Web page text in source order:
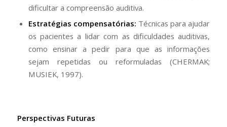
dificultar a compreensão auditiva.
Estratégias compensatórias: Técnicas para ajudar
os pacientes a lidar com as dificuldades auditivas,
como ensinar a pedir para que as informações
sejam repetidas ou reformuladas (CHERMAK;
MUSIEK, 1997).
Perspectivas Futuras